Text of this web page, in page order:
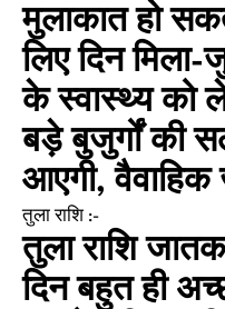
मुलाकात हो
लिए दिन मिला-
के स्वास्थ्य को
बड़े बुजुर्गों की
आएगी, वैवाहिक
तुला राशि :-
तुला राशि
दिन बहुत ही